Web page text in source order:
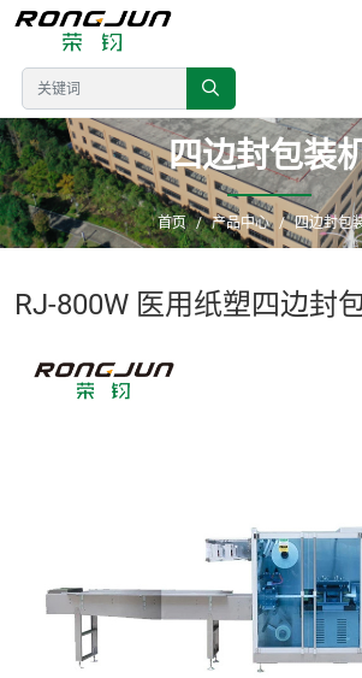
四边封包装
首页 产品中心 四边封包
RJ-800W 医用纸塑四边封